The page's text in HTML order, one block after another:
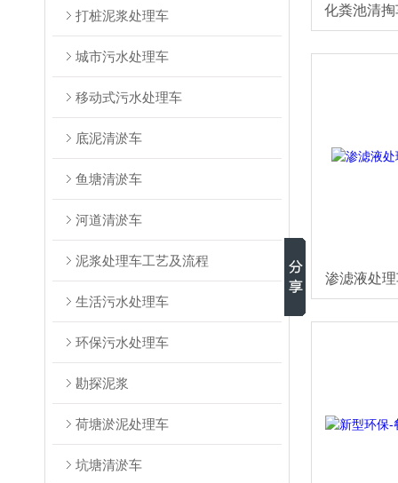
打桩泥浆处理车
城市污水处理车
移动式污水处理车
底泥清淤车
鱼塘清淤车
河道清淤车
泥浆处理车工艺及流程
生活污水处理车
环保污水处理车
勘探泥浆
荷塘淤泥处理车
坑塘清淤车
渗滤液处